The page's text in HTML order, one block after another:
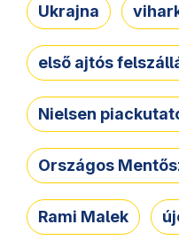
Ukrajna
első ajtós
Nielsen
Országos
Rami Malek